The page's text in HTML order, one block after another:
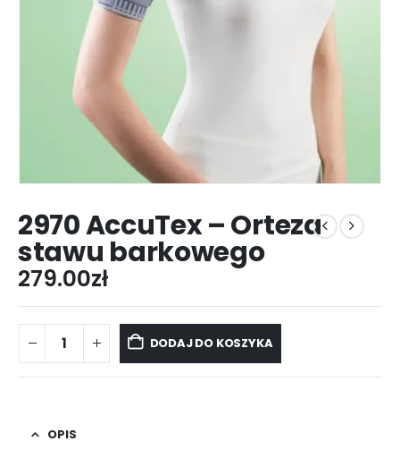
2970 AccuTex – Orteza
stawu barkowego
279.00zł
DODAJ DO KOSZYKA
OPIS